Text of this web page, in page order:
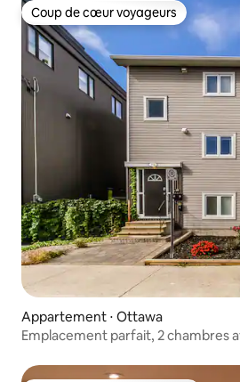
Coup de cœur voyageurs
Coup de cœur voyageurs
Appartement ⋅ Ottawa
Emplacement parfait, 2 chambres